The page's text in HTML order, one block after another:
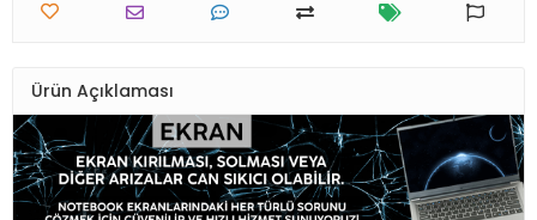
Ürün Açıklaması